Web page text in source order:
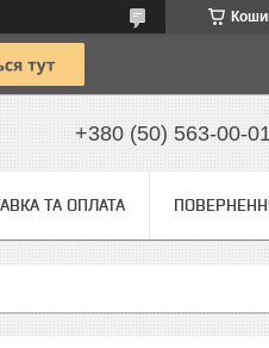
+380 (50) 563-00-01
ТА ОПЛАТА